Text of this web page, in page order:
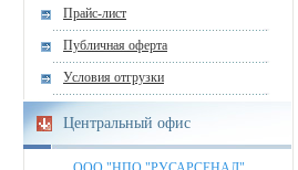
Прайс-лист
Публичная оферта
Условия отгрузки
Центральный офис